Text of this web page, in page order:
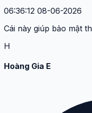
06:36:12 08-06-2026
Cái này giúp bảo mật
H
Hoàng Gia E